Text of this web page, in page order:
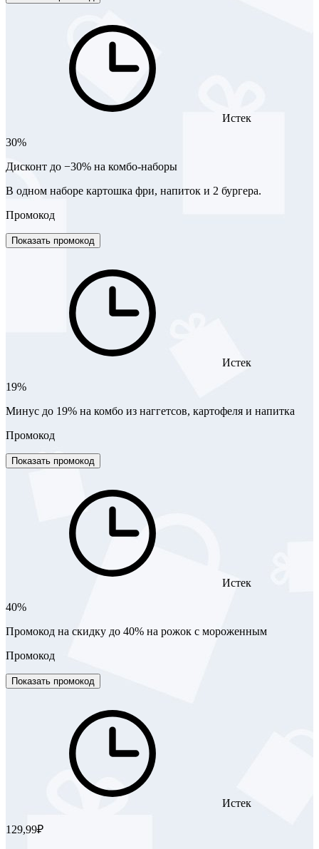
Истек
30%
Дисконт до −30% на комбо-наборы
В одном наборе картошка фри, напиток и 2 бургера.
Промокод
Показать промокод
Истек
19%
Минус до 19% на комбо из наггетсов, картофеля и напитка
Промокод
Показать промокод
Истек
40%
Промокод на скидку до 40% на рожок с мороженным
Промокод
Показать промокод
Истек
129,99₽